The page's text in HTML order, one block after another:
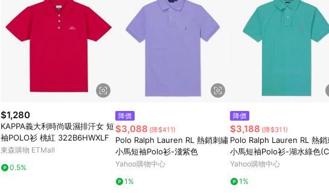
$1,280
KAPPA義大利時尚吸濕排汗女 短
袖POLO衫 桃紅 322B6HWXLF
東森購物 ETMall
0.5%
降價
$3,088 (降$411)
Polo Ralph Lauren RL 熱銷刺繡
小馬短袖Polo衫-淺紫色
Yahoo購物中心
1%
降價
$3,188 (降$311)
Polo Ralph Lauren RL 熱銷
小馬短袖Polo衫-湖水綠色
OM SLIM FIT)
Yahoo購物中心
1%